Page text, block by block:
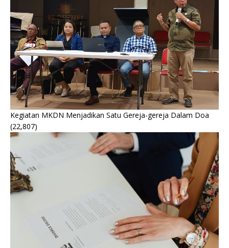
Kegiatan MKDN Menjadikan Satu Gereja-gereja Dalam Doa
(22,807)